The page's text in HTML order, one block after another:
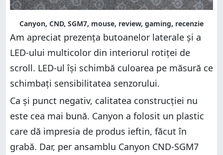
Canyon, CND, SGM7, mouse, review, gaming, recenzie
Am apreciat prezența butoanelor laterale și a
LED-ului multicolor din interiorul rotiței de
scroll. LED-ul își schimbă culoarea pe măsură ce
schimbați sensibilitatea senzorului.
Ca și punct negativ, calitatea construcției nu
este cea mai bună. Canyon a folosit un plastic
care dă impresia de produs ieftin, făcut în
grabă. Dar, per ansamblu Canyon CND-SGM7